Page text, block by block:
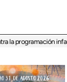
infantil de